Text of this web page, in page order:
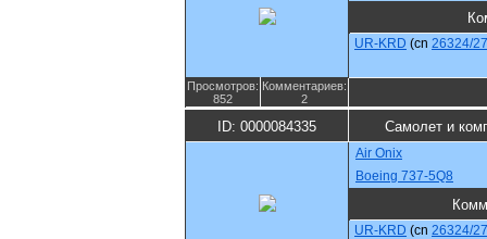
UR-KRD (cn 26324/
Просмотров:
852
Комментариев:
2
ID: 0000084335 Самолет и
Air Onix
Boeing 737-5Q8
UR-KRD (cn 26324/